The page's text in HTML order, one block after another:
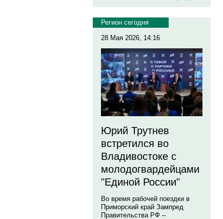
Регион сегодня
28 Мая 2026, 14:16
Юрий Трутнев
встретился во
Владивостоке с
молодогвардейцами
"Единой России"
Во время рабочей поездки в
Приморский край Зампред
Правительства РФ –